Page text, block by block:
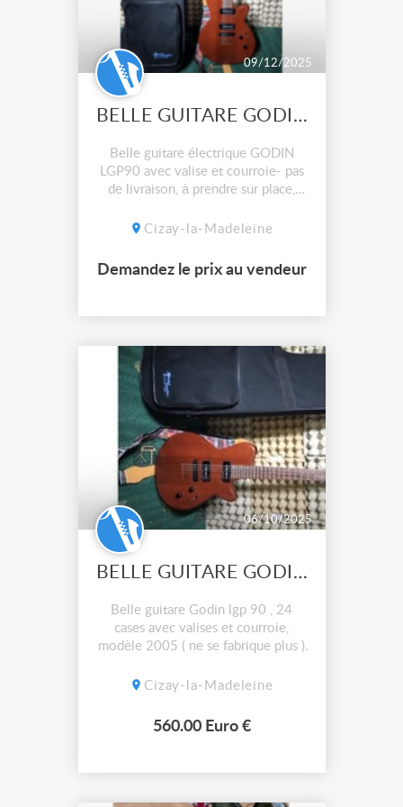
09/12/2025
BELLE GUITARE GODIN LGP90
Belle guitare électrique GODIN
LGP90 avec valise et courroie- pas
de livraison, à prendre sur place,
Cizay-la-Madeleine
Demandez le prix au vendeur
06/10/2025
BELLE GUITARE GODIN LGP90
Belle guitare Godin lgp 90 , 24
cases avec valises et courroie,
modèle 2005 ( ne se fabrique plus )
Cizay-la-Madeleine
560.00 Euro €